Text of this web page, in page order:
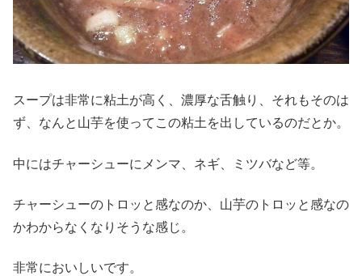
スープは非常に粘土が高く、濃厚な舌触り、それもそのは
ず、なんと山芋を使ってこの粘土を出しているのだとか。
中にはチャーシューにメンマ、ネギ、ミツバなど等。
チャーシューのトロッと感なのか、山芋のトロッと感なの
かわからなくなりそうな感じ。
非常においしいです。